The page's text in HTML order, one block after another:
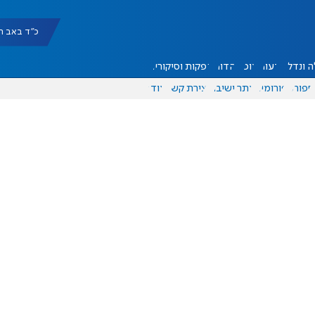
כ"ד באב תשפ"ו
ונדל"ן דעות אוכל יהדות הפקות וסיקורים
ספורט פורומים אתר ישיבה יצירת קשר עוד